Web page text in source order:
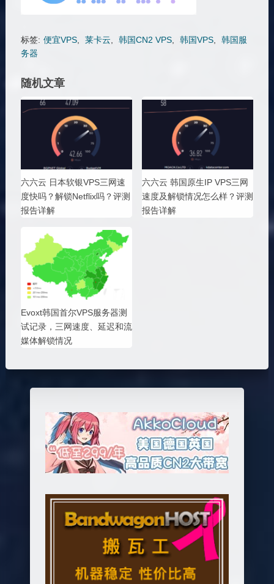
标签: 便宜VPS, 莱卡云 韩国CN2 VPS, 韩国VPS,
韩国服
务器
随机文章
六六云 日本软银VPS三网速
度快吗？解锁Netflix吗？评测
报告详解
六六云 韩国原生IP VPS三网
速度及解锁情况怎么样？评测
报告详解
Evoxt韩国首尔VPS服务器测
试记录，三网速度、延迟和流
媒体解锁情况